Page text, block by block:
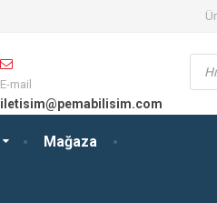
Mağaza
E-mail
iletisim@pemabilisim.com